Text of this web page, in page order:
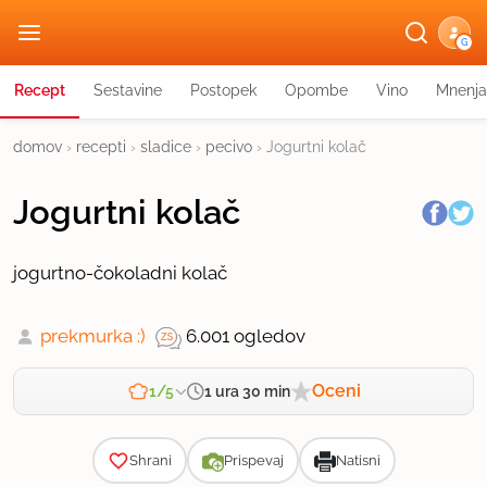
G
Recept Sestavine Postopek Opombe Vino Mnenja
domov › recepti › sladice › pecivo › Jogurtni kolač
Jogurtni kolač
jogurtno-čokoladni kolač
prekmurka :) 6.001 ogledov
1/5 1 ura 30 min Oceni
Shrani Prispevaj Natisni